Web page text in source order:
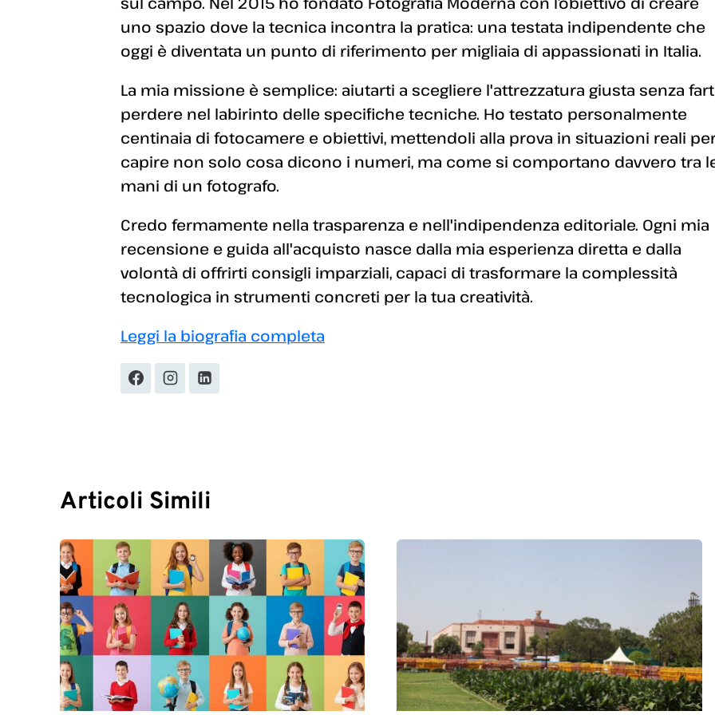
uno spazio dove la tecnica incontra la pratica: una testata indipendente che
oggi è diventata un punto di riferimento per migliaia di appassionati in Italia.
La mia missione è semplice: aiutarti a scegliere l'attrezzatura giusta senza
perdere nel labirinto delle specifiche tecniche. Ho testato personalmente
centinaia di fotocamere e obiettivi, mettendoli alla prova in situazioni reali
capire non solo cosa dicono i numeri, ma come si comportano davvero tra
mani di un fotografo.
Credo fermamente nella trasparenza e nell'indipendenza editoriale. Ogni mia
recensione e guida all'acquisto nasce dalla mia esperienza diretta e dalla
volontà di offrirti consigli imparziali, capaci di trasformare la complessità
tecnologica in strumenti concreti per la tua creatività.
Leggi la biografia completa
Articoli Simili